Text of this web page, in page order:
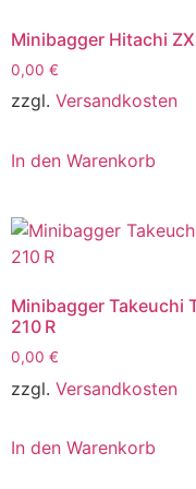
Minibagger Hitachi
0,00 €
zzgl. Versandkosten
In den Warenkorb
Minibagger Takeuchi
210 R
0,00 €
zzgl. Versandkosten
In den Warenkorb